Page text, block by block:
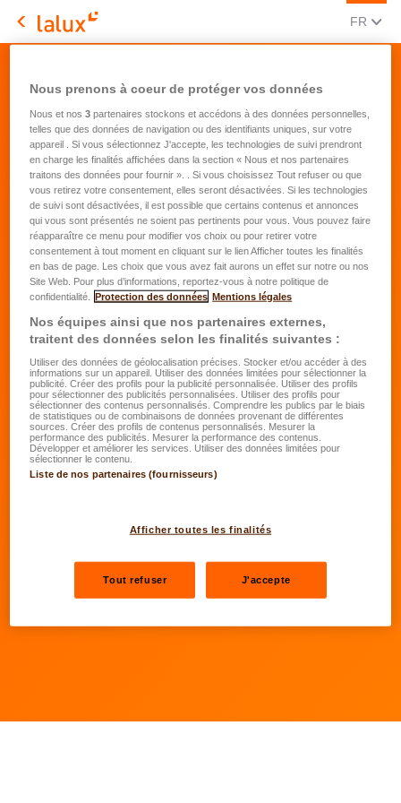
LALUX Assurances
FR
Demande de devis - easyLIFE Education
Vos besoins
Pour quelle durée voulez-vous souscrire
votre contrat d'assurance?*
10 ans (min. pour profiter des avantages
fiscaux)
20 ans ou plus
Quelle est la somme que vous êtes prêt à
investir chaque année dans votre
assurance vie?
(min 25 €/mois)
Nous prenons à coeur de protéger vos données
Nous et nos3 partenaires stockons et accédons à des données personnelles,
telles que des données de navigation ou des identifiants uniques, sur votre
appareil . Si vous sélectionnez J'accepte, les technologies de suivi prendront
en charge les finalités affichées dans la section « Nous et nos partenaires
traitons des données pour fournir ». . Si vous choisissez Tout refuser ou que
vous retirez votre consentement, elles seront désactivées. Si les technologies
de suivi sont désactivées, il est possible que certains contenus et annonces
qui vous sont présentés ne soient pas pertinents pour vous. Vous pouvez faire
réapparaître ce menu pour modifier vos choix ou pour retirer votre
consentement à tout moment en cliquant sur le lien Afficher toutes les finalités
en bas de page. Les choix que vous avez fait aurons un effet sur notre ou nos
Site Web. Pour plus d’informations, reportez-vous à notre politique de
confidentialité.
Protection des données Mentions légales
Nos équipes ainsi que nos partenaires externes,
traitent des données selon les finalités suivantes :
Utiliser des données de géolocalisation précises. Stocker et/ou accéder à des
informations sur un appareil. Utiliser des données limitées pour sélectionner la
publicité. Créer des profils pour la publicité personnalisée. Utiliser des profils
pour sélectionner des publicités personnalisées. Utiliser des profils pour
sélectionner des contenus personnalisés. Comprendre les publics par le biais
de statistiques ou de combinaisons de données provenant de différentes
sources. Créer des profils de contenus personnalisés. Mesurer la
performance des publicités. Mesurer la performance des contenus.
Développer et améliorer les services. Utiliser des données limitées pour
sélectionner le contenu.
Liste de nos partenaires (fournisseurs)
Afficher toutes les finalités
Tout refuser J'accepte